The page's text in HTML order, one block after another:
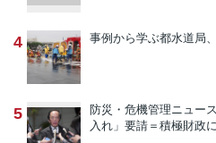
4 事例から学ぶ都水道局
5 防災・危機管理ニュース
入れ」要請＝積極財政